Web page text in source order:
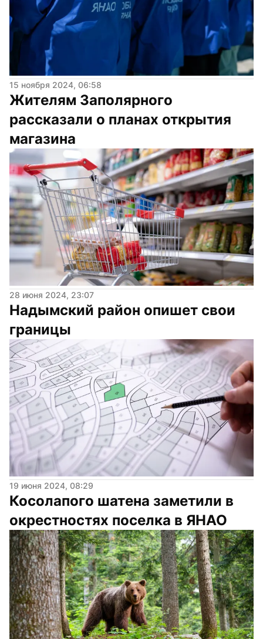
15 ноября 2024, 06:58
Жителям Заполярного
рассказали о планах открытия
магазина
28 июня 2024, 23:07
Надымский район опишет свои
границы
19 июня 2024, 08:29
Косолапого шатена заметили в
окрестностях поселка в ЯНАО